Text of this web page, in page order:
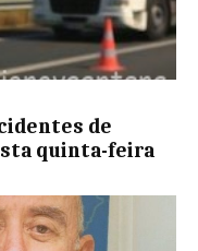
de
quinta-feira